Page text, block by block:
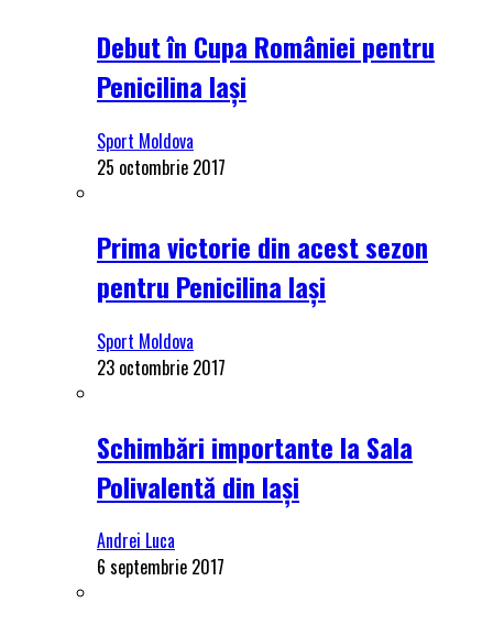
Debut în Cupa României pentru
Penicilina Iași
Sport Moldova
25 octombrie 2017
Prima victorie din acest sezon
pentru Penicilina Iași
Sport Moldova
23 octombrie 2017
Schimbări importante la Sala
Polivalentă din Iași
Andrei Luca
6 septembrie 2017